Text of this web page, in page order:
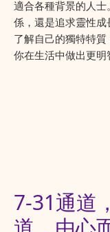
適合各種背景的人
係，還是追求靈性成
了解自己的獨特特
你在生活中做出更明
7-31通道